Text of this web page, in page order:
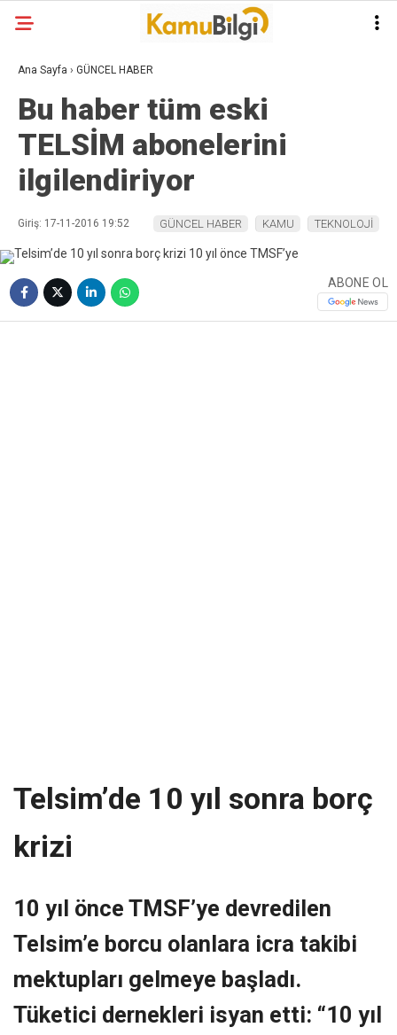
Ana Sayfa › GÜNCEL HABER
Bu haber tüm eski
TELSİM abonelerini
ilgilendiriyor
Giriş: 17-11-2016 19:52 GÜNCEL HABER KAMU TEKNOLOJİ
ABONE OL
Telsim’de 10 yıl sonra borç
krizi
10 yıl önce TMSF’ye devredilen
Telsim’e borcu olanlara icra takibi
mektupları gelmeye başladı.
Tüketici dernekleri isyan etti: “10 yıl